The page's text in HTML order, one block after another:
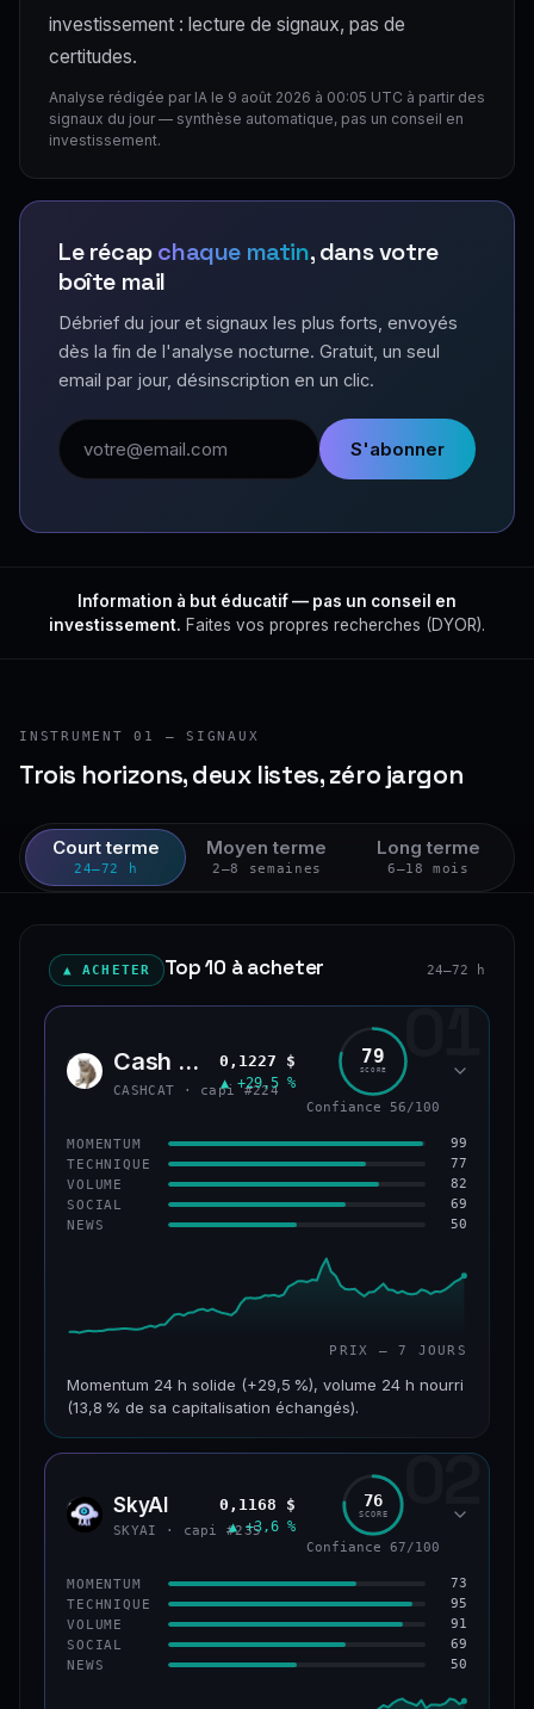
investissement : lecture de signaux, pas de
certitudes.
Analyse rédigée par IA le 9 août 2026 à 00:05 UTC à partir des
signaux du jour — synthèse automatique, pas un conseil en
investissement.
Le récapchaque matin, dans votre
boîte mail
Débrief du jour et signaux les plus forts, envoyés
dès la fin de l'analyse nocturne. Gratuit, un seul
email par jour, désinscription en un clic.
Adresse email
S'abonner
Information à but éducatif — pas un conseil en
investissement. Faites vos propres recherches (DYOR).
INSTRUMENT 01 — SIGNAUX
Trois horizons, deux listes, zéro jargon
Court terme
24–72 h
Moyen terme
2–8 semaines
Long terme
6–18 mois
▲ ACHETER Top 10 à acheter 24–72 h
01
CASH Cash Cat
CASHCAT · capi #224
0,1227 $
▲ +29,5 %
79
SCORE
Confiance 56/100
MOMENTUM 99
TECHNIQUE 77
VOLUME 82
SOCIAL 69
NEWS 50
PRIX — 7 JOURS
Momentum 24 h solide (+29,5 %), volume 24 h nourri
(13,8 % de sa capitalisation échangés).
CAP. MARCHÉ VOLUME 24 H
VAR. 7 J VAR. 30 J
+10,2 %
VS ATH
−46,4 %
CONFIANCE 56/100
02
SKYA SkyAI
SKYAI · capi #235
0,1168 $
▲ +3,6 %
76
SCORE
Confiance 67/100
MOMENTUM 73
TECHNIQUE 95
VOLUME 91
SOCIAL 69
NEWS 50